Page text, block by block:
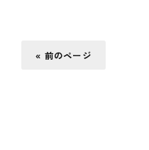
« 前のページ